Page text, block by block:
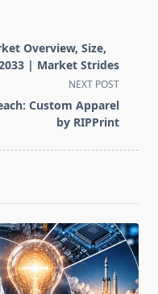
Overview, Size,
| Market Strides
NEXT POST
Custom Apparel
by RIPPrint